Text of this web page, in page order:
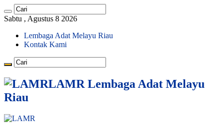
Sabtu , Agustus 8 2026
Lembaga Adat Melayu Riau
Kontak Kami
LAMR Lembaga Adat Melayu
Riau